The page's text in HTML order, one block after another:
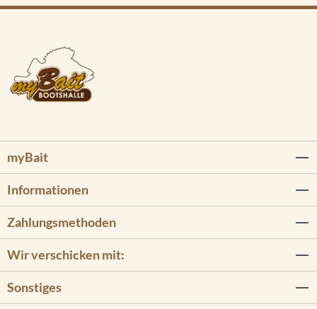
myBait
Informationen
Zahlungsmethoden
Wir verschicken mit:
Sonstiges